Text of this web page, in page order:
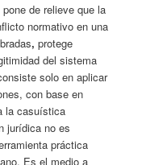
de relieve que la
normativo en una
, protege
del sistema
solo en aplicar
con base en
la casuística
jurídica no es
práctica
Es el medio a